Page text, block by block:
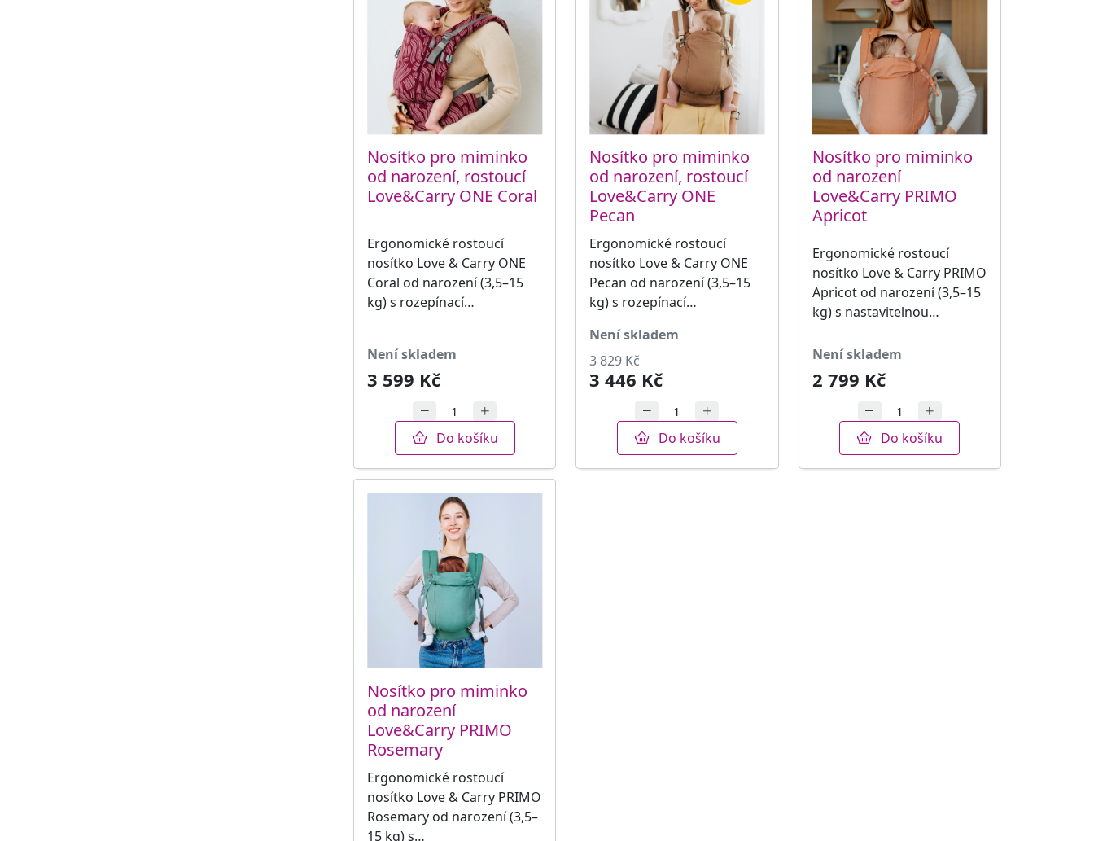
Nosítko pro miminko
od narození, rostoucí
Love&Carry ONE Coral
Ergonomické rostoucí
nosítko Love & Carry ONE
Coral od narození (3,5–15
kg) s rozepínací…
není skladem
3 599 Kč
Do košíku
Nosítko pro miminko
od narození, rostoucí
Love&Carry ONE
Pecan
Ergonomické rostoucí
nosítko Love & Carry ONE
Pecan od narození (3,5–15
kg) s rozepínací…
není skladem
3 829 Kč
3 446 Kč
Do košíku
Nosítko pro miminko
od narození
Love&Carry PRIMO
Apricot
Ergonomické rostoucí
nosítko Love & Carry PRIMO
Apricot od narození (3,5–15
kg) s nastavitelnou…
není skladem
2 799 Kč
Do košíku
Nosítko pro miminko
od narození
Love&Carry PRIMO
Rosemary
Ergonomické rostoucí
nosítko Love & Carry PRIMO
Rosemary od narození (3,5–
15 kg) s…